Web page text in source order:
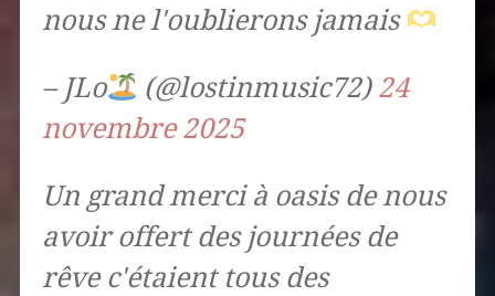
nous ne l'oublierons jamais
– JLo (@lostinmusic72) 24
novembre 2025
Un grand merci à oasis de nous
avoir offert des journées de
rêve c'étaient tous des